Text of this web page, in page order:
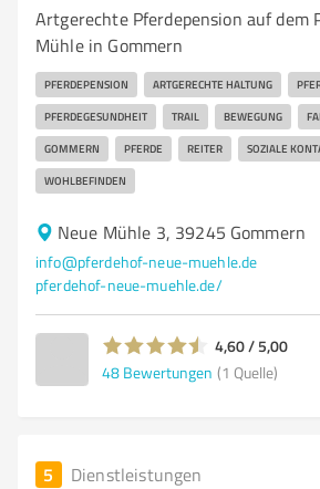
Artgerechte Pferdepension auf dem
Mühle in Gommern
PFERDEPENSION ARTGERECHTE HALTUNG
PFERDEGESUNDHEIT TRAIL BEWEGUNG
GOMMERN PFERDE REITER SOZIALE
WOHLBEFINDEN
Neue Mühle 3, 39245 Gommern
info@pferdehof-neue-muehle.de
pferdehof-neue-muehle.de/
4,60 / 5,00
48 Bewertungen (1 Quelle)
5 Dienstleistungen